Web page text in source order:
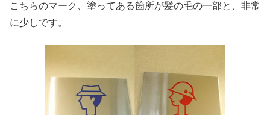
こちらのマーク、塗ってある箇所が髪の毛の一部と、非常
に少しです。